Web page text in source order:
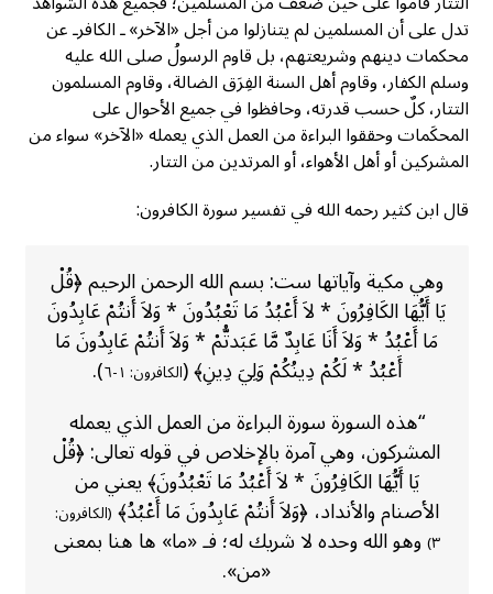
تدل على أن المسلمين لم يتنازلوا من أجل «الآخر» ـ الكافرـ عن
محكمات دينهم وشريعتهم، بل قاوم الرسولُ صلى الله عليه
وسلم الكفار، وقاوم أهل السنة الفِرَق الضالة، وقاوم المسلمون
التتار، كلٌ حسب قدرته، وحافظوا في جميع الأحوال على
المحكَمات وحققوا البراءة من العمل الذي يعمله «الآخر» سواء من
المشركين أو أهل الأهواء، أو المرتدين من التتار.
قال ابن كثير رحمه الله في تفسير سورة الكافرون:
وهي مكية وآياتها ست: بسم الله الرحمن الرحيم ﴿قُلْ
يَا أَيُّهَا الكَافِرُونَ * لاَ أَعْبُدُ مَا تَعْبُدُونَ * وَلاَ أَنتُمْ عَابِدُونَ
مَا أَعْبُدُ * وَلاَ أَنَا عَابِدٌ مَّا عَبَدتُّمْ * وَلاَ أَنتُمْ عَابِدُونَ مَا
أَعْبُدُ * لَكُمْ دِينُكُمْ وَلِيَ دِينِ﴾ (الكافرون: ١-٦
).
“هذه السورة سورة البراءة من العمل الذي يعمله
المشركون، وهي آمرة بالإخلاص في قوله تعالى: ﴿قُلْ
يَا أَيُّهَا الكَافِرُونَ * لاَ أَعْبُدُ مَا تَعْبُدُونَ﴾ يعني من
الأصنام والأنداد، ﴿وَلاَ أَنتُمْ عَابِدُونَ مَا أَعْبُدُ﴾(الكافرون:
٣) وهو الله وحده لا شريك له؛ فـ «ما» ها هنا بمعنى
«من».